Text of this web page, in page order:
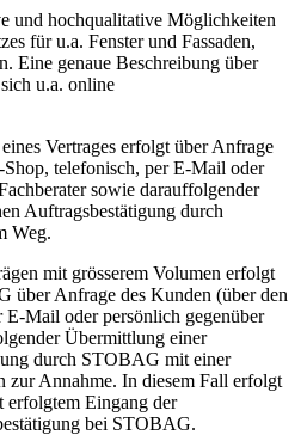
und hochqualitative Möglichkeiten
für u.a. Fenster und Fassaden,
Eine genaue Beschreibung über
u.a. online
Vertrages erfolgt über Anfrage
telefonisch, per E-Mail oder
sowie darauffolgender
Auftragsbestätigung durch
Weg.
mit grösserem Volumen erfolgt
über Anfrage des Kunden (über den
Mail oder persönlich gegenüber
Übermittlung einer
durch STOBAG mit einer
zur Annahme. In diesem Fall erfolgt
erfolgtem Eingang der
bei STOBAG.